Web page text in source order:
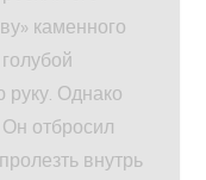
каменного
руку. Однако
Он отбросил
внутрь